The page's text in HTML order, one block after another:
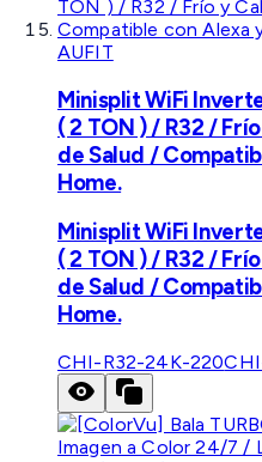
AUFIT
Minisplit WiFi
( 2 TON ) / R32 /
de Salud /
Home.
Minisplit WiFi
( 2 TON ) / R32 /
de Salud /
Home.
CHI-R32-24K-220